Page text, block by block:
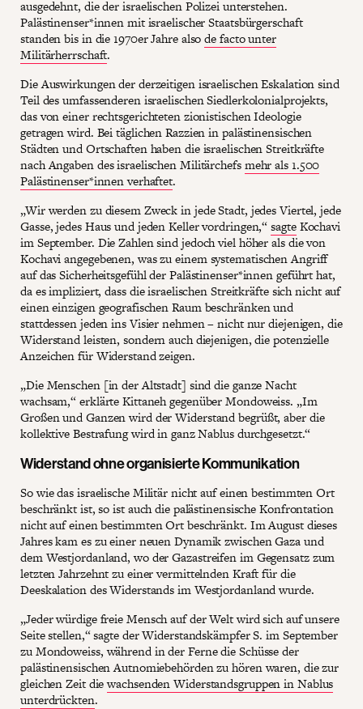
ausgedehnt, die der israelischen Polizei unterstehen.
Palästinenser*innen mit israelischer Staatsbürgerschaft
standen bis in die 1970er Jahre alsode facto unter
Militärherrschaft.
Die Auswirkungen der derzeitigen israelischen Eskalation sind
Teil des umfassenderen israelischen Siedlerkolonialprojekts,
das von einer rechtsgerichteten zionistischen Ideologie
getragen wird. Bei täglichen Razzien in palästinensischen
Städten und Ortschaften haben die israelischen Streitkräfte
nach Angaben des israelischen Militärchefsmehr als 1.500
Palästinenser*innen verhaftet.
„Wir werden zu diesem Zweck in jede Stadt, jedes Viertel, jede
Gasse, jedes Haus und jeden Keller vordringen,“sagteKochavi
im September. Die Zahlen sind jedoch viel höher als die von
Kochavi angegebenen, was zu einem systematischen Angriff
auf das Sicherheitsgefühl der Palästinenser*innen geführt hat,
da es impliziert, dass die israelischen Streitkräfte sich nicht auf
einen einzigen geografischen Raum beschränken und
stattdessen jeden ins Visier nehmen – nicht nur diejenigen, die
Widerstand leisten, sondern auch diejenigen, die potenzielle
Anzeichen für Widerstand zeigen.
„Die Menschen [in der Altstadt] sind die ganze Nacht
wachsam,“ erklärte Kittaneh gegenüber Mondoweiss. „Im
Großen und Ganzen wird der Widerstand begrüßt, aber die
kollektive Bestrafung wird in ganz Nablus durchgesetzt.“
Widerstand ohne organisierte Kommunikation
So wie das israelische Militär nicht auf einen bestimmten Ort
beschränkt ist, so ist auch die palästinensische Konfrontation
nicht auf einen bestimmten Ort beschränkt. Im August dieses
Jahres kam es zu einer neuen Dynamik zwischen Gaza und
dem Westjordanland, wo der Gazastreifen im Gegensatz zum
letzten Jahrzehnt zu einer vermittelnden Kraft für die
Deeskalation des Widerstands im Westjordanland wurde.
„Jeder würdige freie Mensch auf der Welt wird sich auf unsere
Seite stellen,“ sagte der Widerstandskämpfer S. im September
zu Mondoweiss, während in der Ferne die Schüsse der
palästinensischen Autnomiebehörden zu hören waren, die zur
gleichen Zeit diewachsenden Widerstandsgruppen in Nablus
unterdrückten.